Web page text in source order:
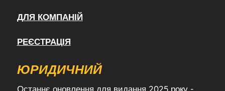
ДЛЯ КОМПАНІЙ
РЕЄСТРАЦІЯ
ЮРИДИЧНИЙ
Останнє оновлення для видання 2025 року -